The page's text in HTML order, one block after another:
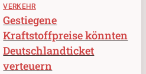
VERKEHR
Gestiegene
Kraftstoffpreise könnten
Deutschlandticket
verteuern